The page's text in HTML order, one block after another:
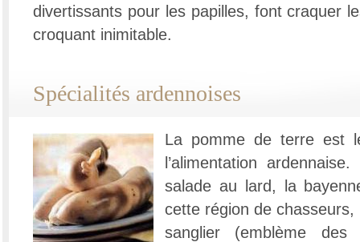
divertissants pour les papilles, font craquer
croquant inimitable.
Spécialités ardennoises
La pomme de terre est
l’alimentation
salade au lard, la
cette région de
sanglier (emblème des